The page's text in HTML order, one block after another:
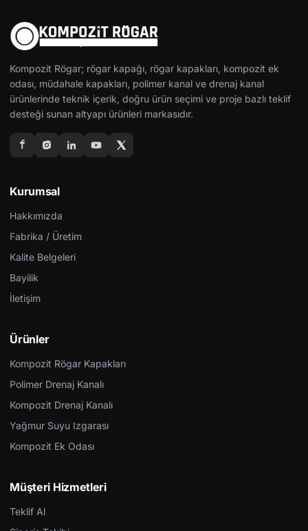
Kompozit Rögar; rögar kapağı, rögar kapakları, kompozit ek
odası, müdahale kapakları, polimer kanal ve drenaj kanal
ürünlerinde teknik içerik, doğru ürün seçimi ve proje bazlı teklif
desteği sunan altyapı ürünleri markasıdır.
Kurumsal
Hakkımızda
Fabrika / Üretim
Kalite Belgeleri
Bayilik
İletişim
Ürünler
Kompozit Rögar Kapakları
Polimer Drenaj Kanalı
Kompozit Drenaj Kanalı
Yağmur Suyu Izgarası
Kompozit Ek Odası
Müşteri Hizmetleri
Teklif Al